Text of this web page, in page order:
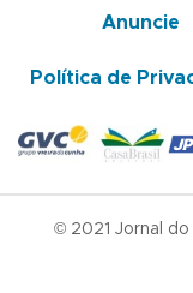
Anuncie
Política de
© 2021 Jornal